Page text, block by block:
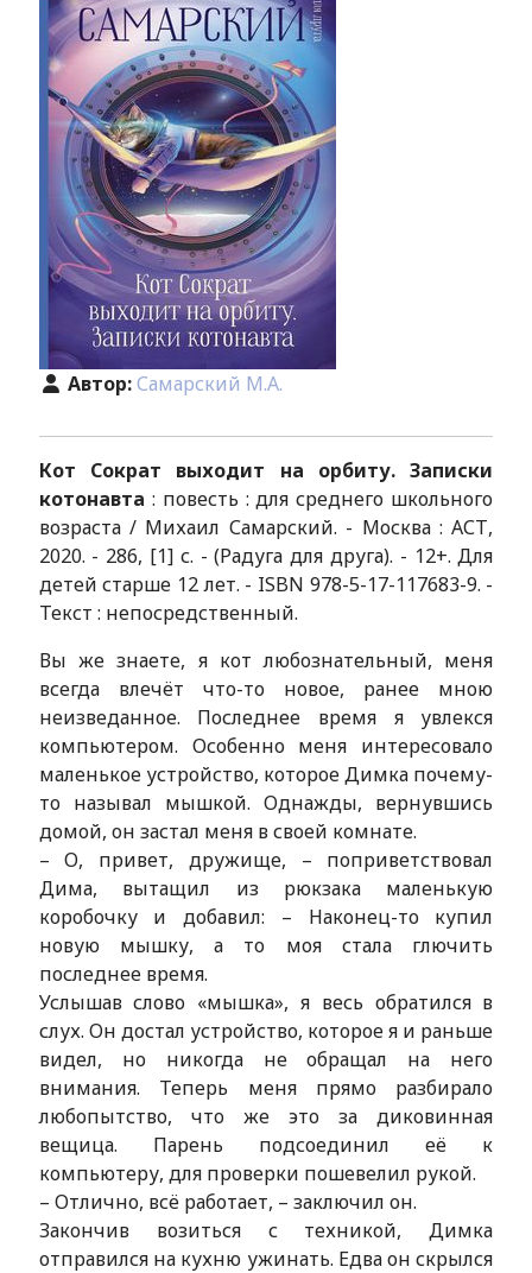
Автор:Самарский М.А.
Кот Сократ выходит на орбиту. Записки
котонавта : повесть : для среднего школьного
возраста / Михаил Самарский. - Москва : АСТ,
2020. - 286, [1] с. - (Радуга для друга). - 12+. Для
детей старше 12 лет. - ISBN 978-5-17-117683-9. -
Текст : непосредственный.
Вы же знаете, я кот любознательный, меня
всегда влечёт что-то новое, ранее мною
неизведанное. Последнее время я увлекся
компьютером. Особенно меня интересовало
маленькое устройство, которое Димка почему-
то называл мышкой. Однажды, вернувшись
домой, он застал меня в своей комнате.
– О, привет, дружище, – поприветствовал
Дима, вытащил из рюкзака маленькую
коробочку и добавил: – Наконец-то купил
новую мышку, а то моя стала глючить
последнее время.
Услышав слово «мышка», я весь обратился в
слух. Он достал устройство, которое я и раньше
видел, но никогда не обращал на него
внимания. Теперь меня прямо разбирало
любопытство, что же это за диковинная
вещица. Парень подсоединил её к
компьютеру, для проверки пошевелил рукой.
– Отлично, всё работает, – заключил он.
Закончив возиться с техникой, Димка
отправился на кухню ужинать. Едва он скрылся